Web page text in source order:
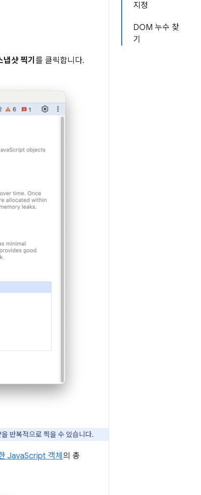
지정
DOM 누수 찾
기
냅샷 찍기 를 클릭합니다.
반복적으로 찍을 수 있습니다.
JavaScript 객체 의 총